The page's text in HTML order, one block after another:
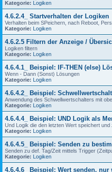
Kategorie: Logiken
4.6.2.4_ Startverhalten der Logiken
Verhalten beim SPeichern, nach Reboot,
Kategorie: Logiken
4.6.2.5 Filtern der Anzeige /
Logiken filtern
Kategorie: Logiken
4.6.4.1_ Beispiel: IF-THEN (else)
Wenn - Dann (Sonst) Lösungen
Kategorie: Logiken
4.6.4.2_ Beispiel:
Anwendung des Schwellwertschalters mit
Kategorie: Logiken
4.6.4.4_ Beispiel: UND Logik als
Und Logik die den letzten Wert speichert
Kategorie: Logiken
4.6.4.5_ Beispiel: Senden zu
Senden zu def. Tag/Zeit mittels Trigger
Kategorie: Logiken
4.6.4.6_ Beispiel: Wert senden,